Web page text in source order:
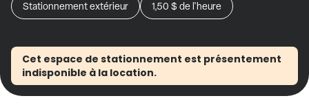
Stationnement extérieur 1,50 $ de l'heure
Cet espace de stationnement est présentement
indisponible à la location.